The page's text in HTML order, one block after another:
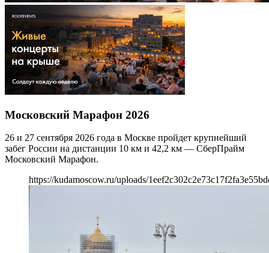
Московский Марафон 2026
26 и 27 сентября 2026 года в Москве пройдет крупнейший
забег России на дистанции 10 км и 42,2 км — СберПрайм
Московский Марафон.
https://kudamoscow.ru/uploads/